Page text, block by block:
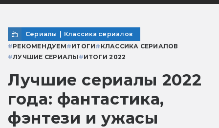
Сериалы | Классика сериалов
#РЕКОМЕНДУЕМ#ИТОГИ# КЛАССИКА СЕРИАЛОВ
#ЛУЧШИЕ СЕРИАЛЫ #ИТОГИ 2022
Лучшие сериалы 2022
года: фантастика,
фэнтези и ужасы